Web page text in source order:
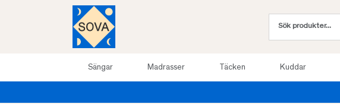
Sängar Madrasser Täcken Kuddar